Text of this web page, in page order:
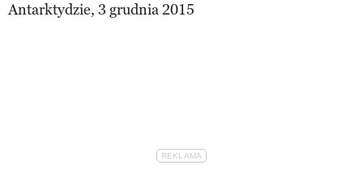
Antarktydzie, 3 grudnia 2015